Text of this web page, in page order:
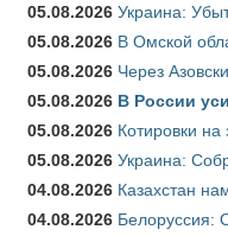
05.08.2026 Украина:
05.08.2026 В Омской
05.08.2026 Через
05.08.2026 В России
05.08.2026 Котировки
05.08.2026 Украина:
04.08.2026 Казахстан
04.08.2026 Белоруссия: